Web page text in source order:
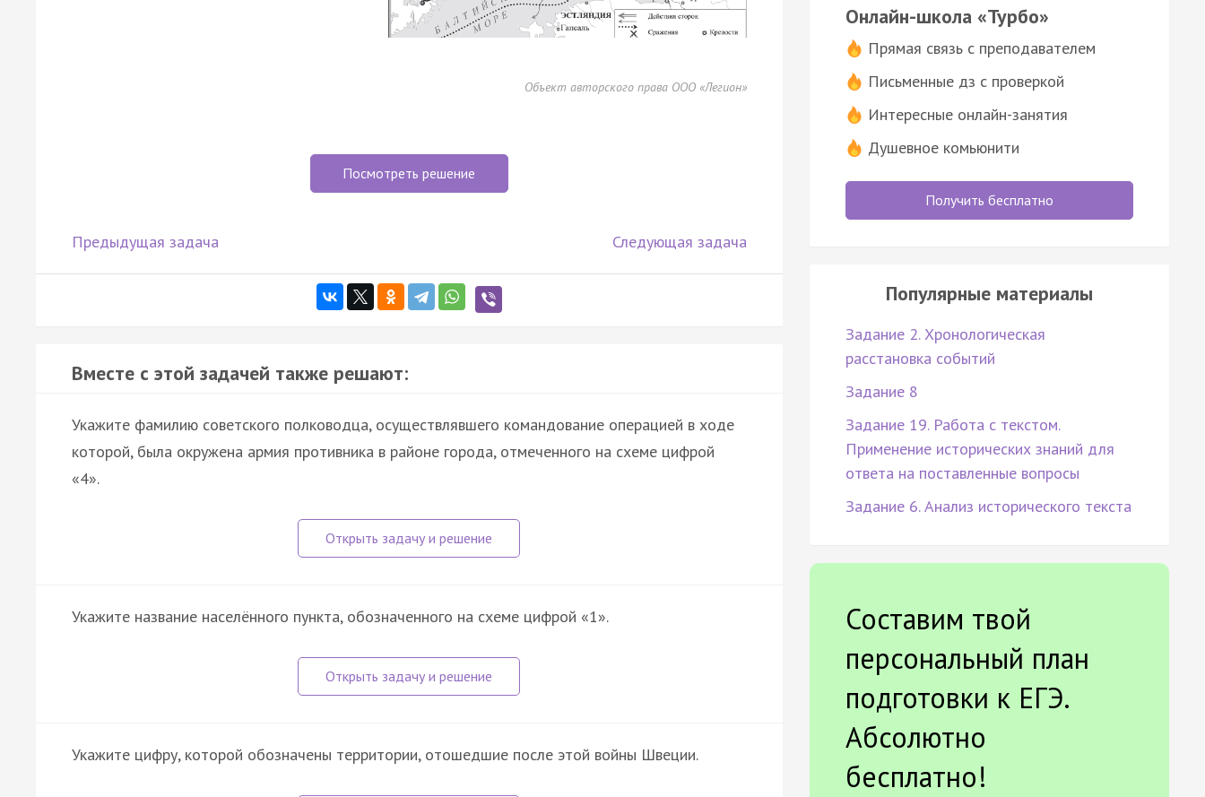
Объект авторского права ООО «Легион»
Посмотреть решение
Предыдущая задача Следующая задача
Вместе с этой задачей также решают:
Укажите фамилию советского полководца, осуществлявшего командование операцией в ходе
которой, была окружена армия противника в районе города, отмеченного на схеме цифрой
«4».
Укажите название населённого пункта, обозначенного на схеме цифрой «1».
Укажите цифру, которой обозначены территории, отошедшие после этой войны Швеции.
Онлайн-школа «Турбо»
Прямая связь с преподавателем
Письменные дз с проверкой
Интересные онлайн-занятия
Душевное комьюнити
Получить бесплатно
Популярные материалы
Задание 2. Хронологическая
расстановка событий
Задание 8
Задание 19. Работа с текстом.
Применение исторических знаний для
ответа на поставленные вопросы
Задание 6. Анализ исторического текста
Составим твой
персональный план
подготовки к ЕГЭ.
Абсолютно
бесплатно!